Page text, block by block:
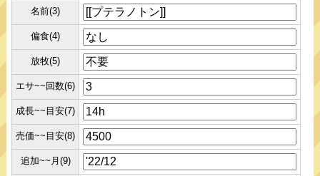
名前(3)
偏食(4)
放牧(5)
エサ~~回数(6)
成長~~目安(7)
売価~~目安(8)
追加~~月(9)